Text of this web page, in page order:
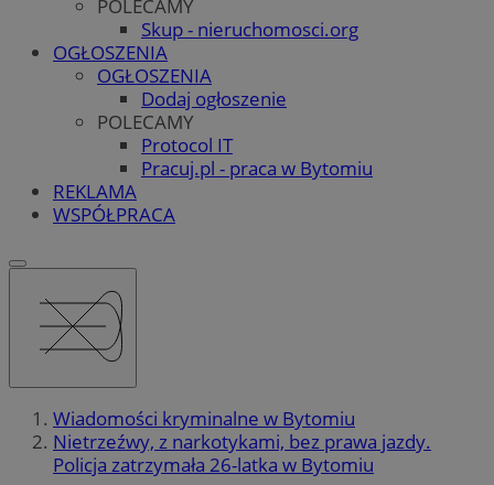
POLECAMY
Skup - nieruchomosci.org
OGŁOSZENIA
OGŁOSZENIA
Dodaj ogłoszenie
POLECAMY
Protocol IT
Pracuj.pl - praca w Bytomiu
REKLAMA
WSPÓŁPRACA
Wiadomości kryminalne w Bytomiu
Nietrzeźwy, z narkotykami, bez prawa jazdy.
Policja zatrzymała 26-latka w Bytomiu